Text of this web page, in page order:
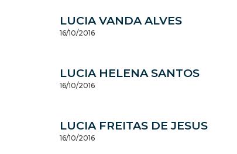
LUCIA VANDA ALVES
16/10/2016
LUCIA HELENA SANTOS
16/10/2016
LUCIA FREITAS DE JESUS
16/10/2016